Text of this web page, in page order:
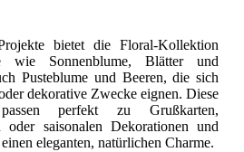
bietet die Floral-Kollektion
wie Sonnenblume, Blätter und
Pusteblume und Beeren, die sich
dekorative Zwecke eignen. Diese
perfekt zu Grußkarten,
oder saisonalen Dekorationen und
eleganten, natürlichen Charme.